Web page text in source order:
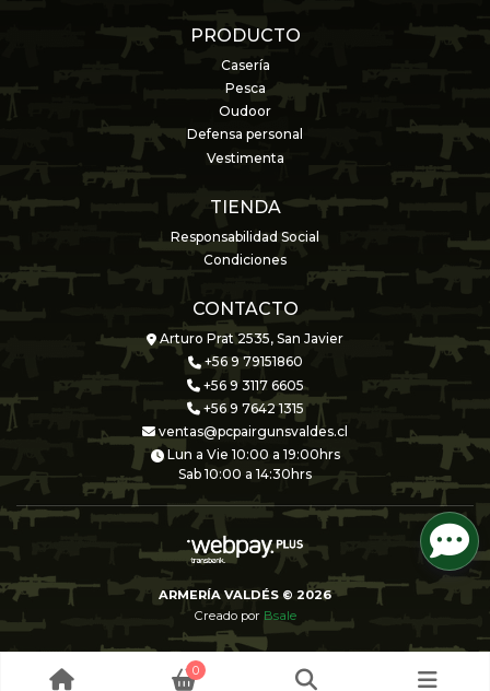
PRODUCTO
Casería
Pesca
Oudoor
Defensa personal
Vestimenta
TIENDA
Responsabilidad Social
Condiciones
CONTACTO
Arturo Prat 2535, San Javier
+56 9 79151860
+56 9 3117 6605
+56 9 7642 1315
ventas@pcpairgunsvaldes.cl
Lun a Vie 10:00 a 19:00hrs
Sab 10:00 a 14:30hrs
ARMERÍA VALDÉS © 2026
Creado por Bsale
0